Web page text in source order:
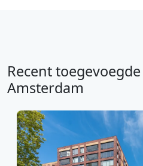
Recent
Amsterdam